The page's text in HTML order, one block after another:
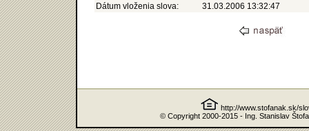
Dátum vloženia slova:
31.03.2006 13:32:47
http://www.stofanak.sk/
© Copyright 2000-2015 - Ing. Stanislav